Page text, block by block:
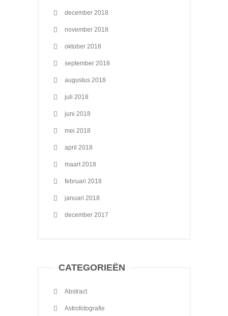
december 2018
november 2018
oktober 2018
september 2018
augustus 2018
juli 2018
juni 2018
mei 2018
april 2018
maart 2018
februari 2018
januari 2018
december 2017
CATEGORIEËN
Abstract
Astrofotografie